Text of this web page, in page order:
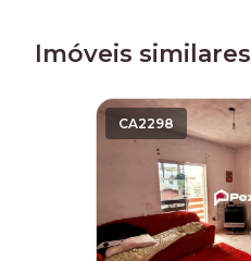
Imóveis similares
CA2298